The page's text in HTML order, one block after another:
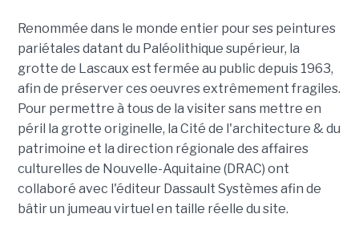
Renommée dans le monde entier pour ses peintures
pariétales datant du Paléolithique supérieur, la
grotte de Lascaux est fermée au public depuis 1963,
afin de préserver ces oeuvres extrêmement fragiles.
Pour permettre à tous de la visiter sans mettre en
péril la grotte originelle, la Cité de l'architecture & du
patrimoine et la direction régionale des affaires
culturelles de Nouvelle-Aquitaine (DRAC) ont
collaboré avec l'éditeur Dassault Systèmes afin de
bâtir un jumeau virtuel en taille réelle du site.